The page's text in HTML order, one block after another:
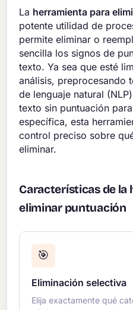
La herramienta para
potente utilidad de
permite eliminar o
sencilla los signos de
texto. Ya sea que esté
análisis, preprocesando
de lenguaje natural
texto sin puntuación
específica, esta
control preciso sobre
eliminar.
Características de la
eliminar puntuación
🎯
Eliminación selectiva
Elija exactamente qué